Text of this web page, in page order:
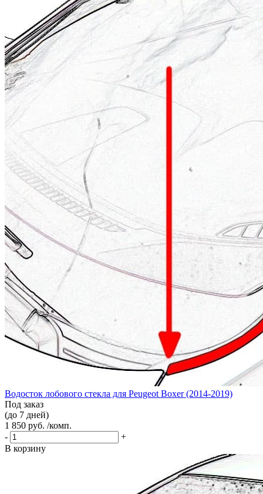
Водосток лобового стекла для Peugeot Boxer (2014-2019)
Под заказ
(до 7 дней)
1 850 руб. /комп.
-
+
В корзину